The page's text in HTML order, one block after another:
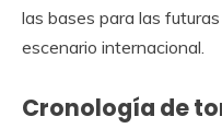
las bases para las
escenario internacional.
Cronología de